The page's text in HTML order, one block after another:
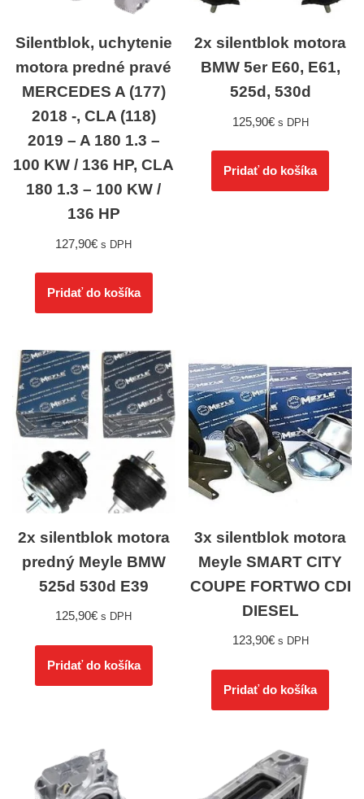
Silentblok, uchytenie
motora predné pravé
MERCEDES A (177)
2018 -, CLA (118)
2019 – A 180 1.3 –
100 KW / 136 HP, CLA
180 1.3 – 100 KW /
136 HP
127,90€ s DPH
Pridať do košíka
2x silentblok motora
BMW 5er E60, E61,
525d, 530d
125,90€ s DPH
Pridať do košíka
2x silentblok motora
predný Meyle BMW
525d 530d E39
125,90€ s DPH
Pridať do košíka
3x silentblok motora
Meyle SMART CITY
COUPE FORTWO CDI
DIESEL
123,90€ s DPH
Pridať do košíka